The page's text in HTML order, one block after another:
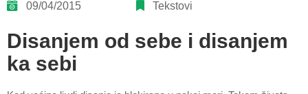
09/04/2015 Tekstovi
Disanjem od sebe i disanjem
ka sebi